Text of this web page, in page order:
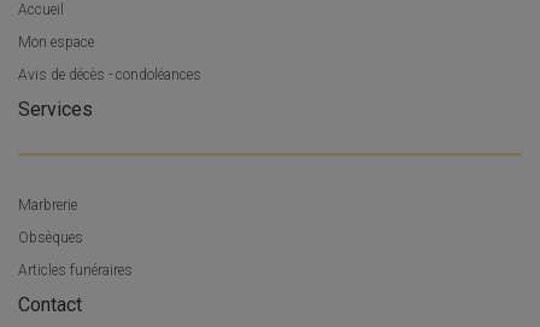
Accueil
Mon espace
Avis de décès - condoléances
Services
Marbrerie
Obsèques
Articles funéraires
Contact